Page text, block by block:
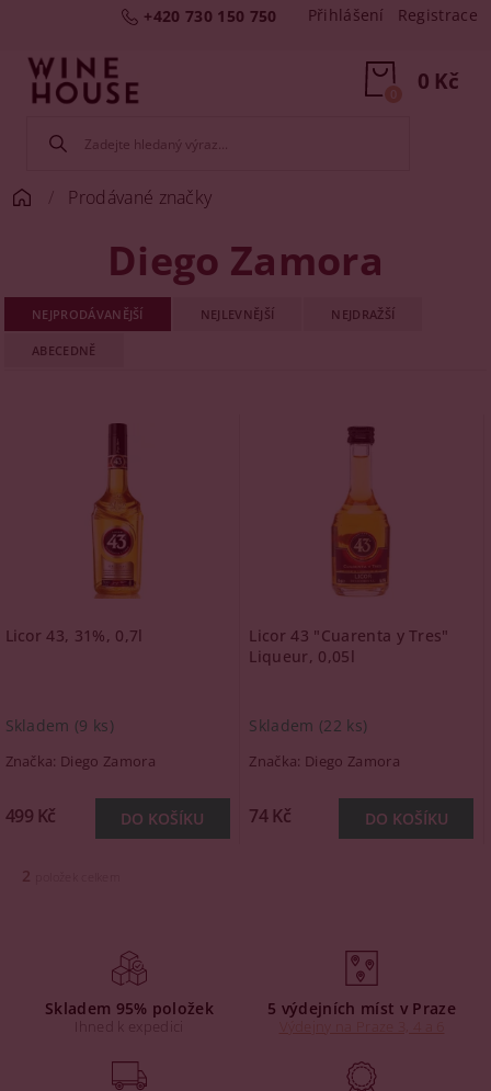
+420 730 150 750 Přihlášení Registrace
0 Kč
0
Prodávané značky
Diego Zamora
NEJPRODÁVANĚJŠÍ NEJLEVNĚJŠÍ NEJDRAŽŠÍ
ABECEDNĚ
Licor 43, 31%, 0,7l
Skladem (9 ks)
Značka: Diego Zamora
499 Kč
Licor 43 "Cuarenta y Tres"
Liqueur, 0,05l
Skladem (22 ks)
Značka: Diego Zamora
74 Kč
2
Skladem 95% položek
Ihned k expedici
5 výdejních míst v Praze